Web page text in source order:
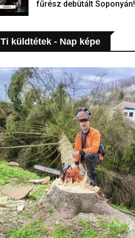
fűrész debütált Soponyán!
Ti küldtétek - Nap képe